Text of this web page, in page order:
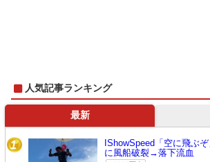
人気記事ランキング
最新
1
IShowSpeed「空に飛ぶ
に風船破裂→落下流血